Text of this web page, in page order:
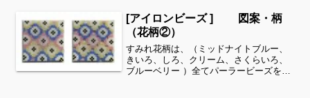
[アイロンビーズ ] 図案・柄
（花柄②）
すみれ花柄は、（ミッドナイトブルー、
きいろ、しろ、クリーム、さくらいろ、
ブルーベリー ）全てパーラービーズを使